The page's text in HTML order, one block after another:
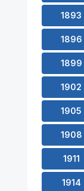
1893
1896
1899
1902
1905
1908
1911
1914